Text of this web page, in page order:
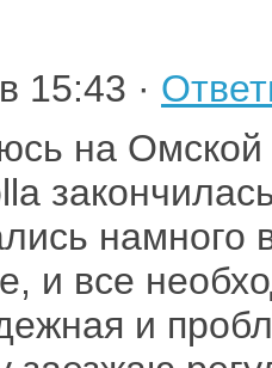
15:43 ·
на Омской
намного
и все
и